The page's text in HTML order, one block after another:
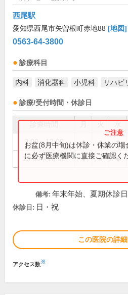
西尾駅
愛知県西尾市矢曽根町赤地88 [地図]
0563-64-3800
診療科目
内科 消化器科 小児科 リハビ
診療/受付時間・休診日
9:00～12:00 ● ● ●
15:00～18:00 ● ● ●
お盆(8月中旬)は休診・休業の
に必ず医療機関に直接ご確認く
備考: 年末年始、夏期休診
休診日: 日・祝
この医院の詳
アクセス数※